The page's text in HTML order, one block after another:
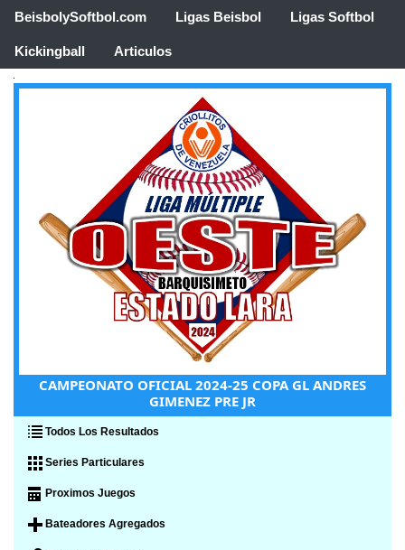
BeisbolySoftbol.com Ligas Beisbol Ligas Softbol
Kickingball Articulos
CAMPEONATO OFICIAL 2024-25 COPA GL ANDRES
GIMENEZ PRE JR
Todos Los Resultados
Series Particulares
Proximos Juegos
Bateadores Agregados